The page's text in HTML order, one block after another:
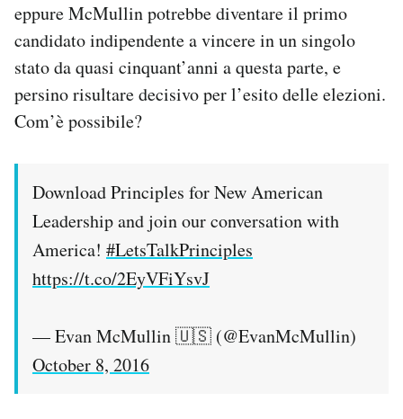
eppure McMullin potrebbe diventare il primo
candidato indipendente a vincere in un singolo
stato da quasi cinquant’anni a questa parte, e
persino risultare decisivo per l’esito delle elezioni.
Com’è possibile?
Download Principles for New American
Leadership and join our conversation with
America! #LetsTalkPrinciples
https://t.co/2EyVFiYsvJ
— Evan McMullin 🇺🇸 (@EvanMcMullin)
October 8, 2016